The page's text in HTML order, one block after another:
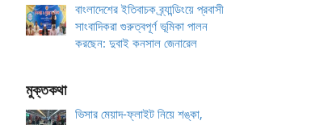
বাংলাদেশের ইতিবাচক ব্র্যান্ডিংয়ে প্রবাসী
সাংবাদিকরা গুরুত্বপূর্ণ ভূমিকা পালন
করছেন: দুবাই কনসাল জেনারেল
মুক্তকথা
ভিসার মেয়াদ-ফ্লাইট নিয়ে শঙ্কা,